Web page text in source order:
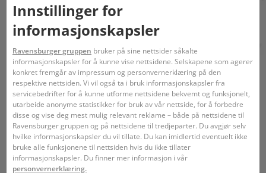
Produktspråk: engelsk
Strekkode:4050368983275
Karakter: Disney Lorcana TCG
Ingen advarsler kreves.
Innstillinger for
informasjonskapsler
Ravensburger gruppen bruker på sine nettsider såkalte
informasjonskapsler for å kunne vise nettsidene. Selskapene som agerer
konkret fremgår av impressum og personvernerklæring på den
respektive nettsiden. Vi vil også ta i bruk informasjonskapsler fra
servicebedrifter for å kunne utforme nettsidene bekvemt og funksjonelt,
utarbeide anonyme statistikker for bruk av vår nettside, for å forbedre
disse og vise deg mest mulig relevant reklame – både på nettsidene til
Ravensburger gruppen og på nettsidene til tredjeparter. Du avgjør selv
hvilke informasjonskapsler du vil tillate. Du kan imidlertid eventuelt ikke
bruke alle funksjonene til nettsiden hvis du ikke tillater
informasjonskapsler. Du finner mer informasjon i vår
personvernerklæring.